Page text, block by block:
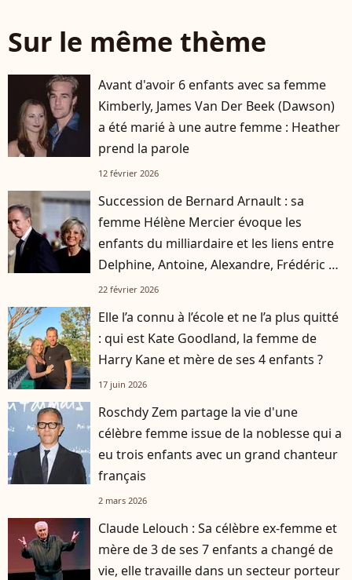
Sur le même thème
Avant d'avoir 6 enfants avec sa femme
Kimberly, James Van Der Beek (Dawson)
a été marié à une autre femme : Heather
prend la parole
12 février 2026
Succession de Bernard Arnault : sa
femme Hélène Mercier évoque les
enfants du milliardaire et les liens entre
Delphine, Antoine, Alexandre, Frédéric et
Jean
22 février 2026
Elle l’a connu à l’école et ne l’a plus quitté
: qui est Kate Goodland, la femme de
Harry Kane et mère de ses 4 enfants ?
17 juin 2026
Roschdy Zem partage la vie d'une
célèbre femme issue de la noblesse qui a
eu trois enfants avec un grand chanteur
français
2 mars 2026
Claude Lelouch : Sa célèbre ex-femme et
mère de 3 de ses 7 enfants a changé de
vie, elle travaille dans un secteur porteur